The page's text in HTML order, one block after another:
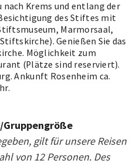
nach Krems und entlang der
des Stiftes mit
Marmorsaal,
Genießen Sie das
Möglichkeit zum
(Plätze sind reserviert).
Ankunft Rosenheim ca.
gilt für unsere Reisen
von 12 Personen. Des